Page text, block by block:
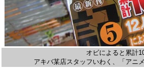
オビによると累計
アキバ某店スタッフいわく、「アニ